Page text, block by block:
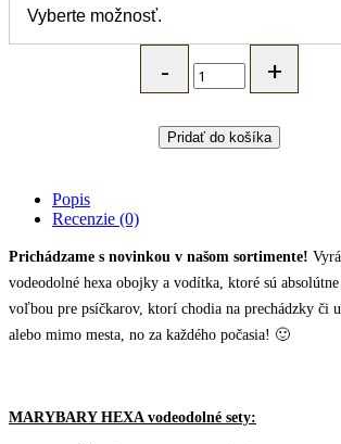
HEXA
set
vodeodolné
vodítko
červený
quantity
Pridať do košíka
Popis
Recenzie (0)
Prichádzame s novinkou v našom sortimente!
vodeodolné hexa obojky a vodítka, ktoré sú absolútne
voľbou pre psíčkarov, ktorí chodia na prechádzky či
alebo mimo mesta, no za každého počasia! 🙂
MARYBARY HEXA vodeodolné sety: